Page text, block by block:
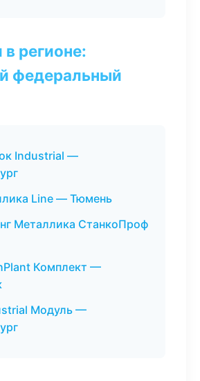
регионе:
федеральный
Industrial —
Line — Тюмень
Металлика СтанкоПроф
Комплект —
Модуль —